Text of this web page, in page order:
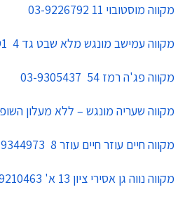
מקווה מוסטובוי 11 03-9226792
מקווה עמישב מונגש מלא שבט גד 4 03-9324591
מקווה פג'ה רמז 54 03-9305437
מקווה שעריה מונגש – ללא מעלון השופטים 18 03-
מקווה חיים עוזר חיים עוזר 8 03-9344973
מקווה נווה גן אסירי ציון 13 א' 03-9210463